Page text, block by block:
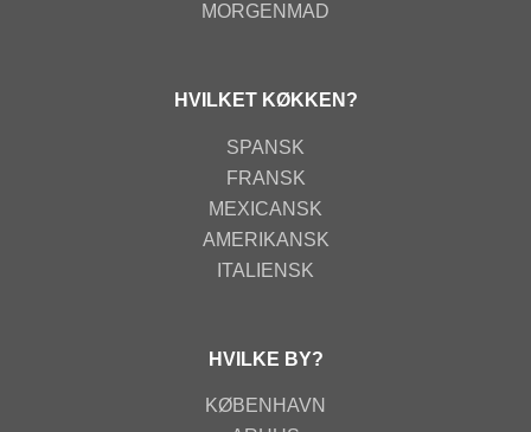
MORGENMAD
HVILKET KØKKEN?
SPANSK
FRANSK
MEXICANSK
AMERIKANSK
ITALIENSK
HVILKE BY?
KØBENHAVN